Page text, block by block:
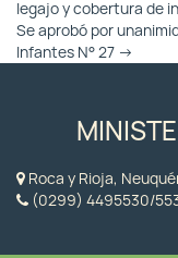
Entradas
legajo y cobertura de
Se aprobó por
Infantes N° 27 →
Roca y Rioja,
(0299) 4495530/